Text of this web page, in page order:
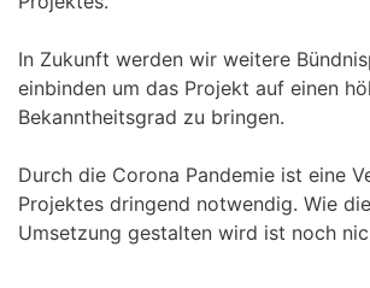
In Zukunft werden wir weitere
einbinden um das Projekt auf einen
Bekanntheitsgrad zu bringen.
Durch die Corona Pandemie ist eine
Projektes dringend notwendig. Wie
Umsetzung gestalten wird ist noch